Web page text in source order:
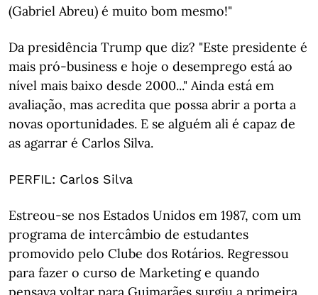
(Gabriel Abreu) é muito bom mesmo!"
Da presidência Trump que diz? "Este presidente é
mais pró-business e hoje o desemprego está ao
nível mais baixo desde 2000..." Ainda está em
avaliação, mas acredita que possa abrir a porta a
novas oportunidades. E se alguém ali é capaz de
as agarrar é Carlos Silva.
PERFIL: Carlos Silva
Estreou-se nos Estados Unidos em 1987, com um
programa de intercâmbio de estudantes
promovido pelo Clube dos Rotários. Regressou
para fazer o curso de Marketing e quando